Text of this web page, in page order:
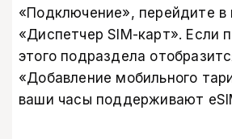
«Подключение», перейдите в
«Диспетчер SIM-карт». Если
этого подраздела
«Добавление мобильного
ваши часы поддерживают